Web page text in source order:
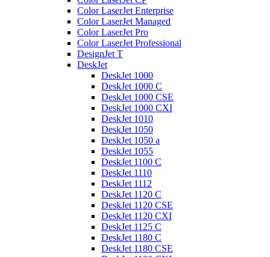
Color LaserJet Enterprise
Color LaserJet Managed
Color LaserJet Pro
Color LaserJet Professional
DesignJet T
DeskJet
DeskJet 1000
DeskJet 1000 C
DeskJet 1000 CSE
DeskJet 1000 CXI
DeskJet 1010
DeskJet 1050
DeskJet 1050 a
DeskJet 1055
DeskJet 1100 C
DeskJet 1110
DeskJet 1112
DeskJet 1120 C
DeskJet 1120 CSE
DeskJet 1120 CXI
DeskJet 1125 C
DeskJet 1180 C
DeskJet 1180 CSE